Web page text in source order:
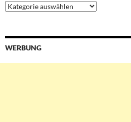
Ressorts
&
WERBUNG